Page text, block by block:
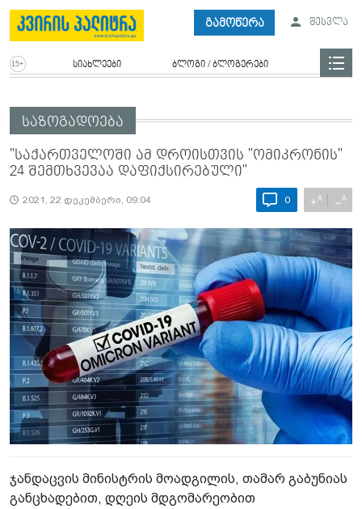
გამოწერა შესვლა
სიახლეები ბლოგი / ბლოგერები
საზოგადოება
"საქართველოში ამ დროისთვის "ომიკრონის"
24 შემთხვევაა დაფიქსირებული"
2021, 22 დეკემბერი, 09:04 0 +A −A
ჯანდაცვის მინისტრის მოადგილის, თამარ გაბუნიას
განცხადებით, დღეის მდგომარეობით